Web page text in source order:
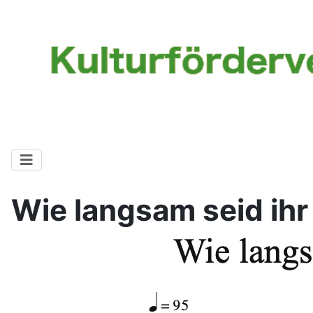
Wie langsam seid